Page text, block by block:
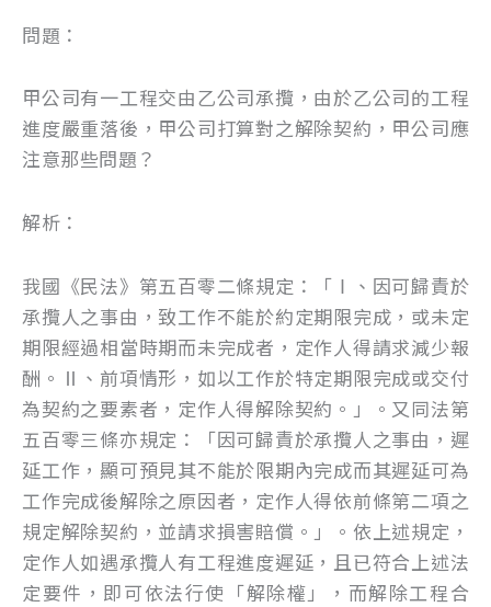
問題：
甲公司有一工程交由乙公司承攬，由於乙公司的工程
進度嚴重落後，甲公司打算對之解除契約，甲公司應
注意那些問題？
解析：
我國《民法》第五百零二條規定：「Ⅰ、因可歸責於
承攬人之事由，致工作不能於約定期限完成，或未定
期限經過相當時期而未完成者，定作人得請求減少報
酬。Ⅱ、前項情形，如以工作於特定期限完成或交付
為契約之要素者，定作人得解除契約。」。又同法第
五百零三條亦規定：「因可歸責於承攬人之事由，遲
延工作，顯可預見其不能於限期內完成而其遲延可為
工作完成後解除之原因者，定作人得依前條第二項之
規定解除契約，並請求損害賠償。」。依上述規定，
定作人如遇承攬人有工程進度遲延，且已符合上述法
定要件，即可依法行使「解除權」，而解除工程合